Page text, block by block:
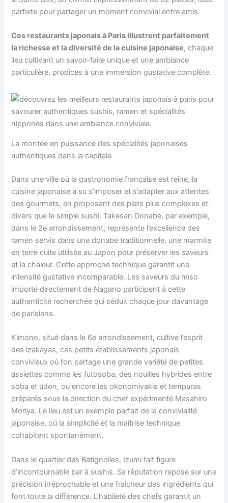
parfaite pour partager un moment convivial entre amis.
Ces restaurants japonais à Paris illustrent parfaitement
la richesse et la diversité de la cuisine japonaise, chaque
lieu cultivant un savoir-faire unique et une ambiance
particulière, propices à une immersion gustative complète.
La montée en puissance des spécialités japonaises
authentiques dans la capitale
Dans une ville où la gastronomie française est reine, la
cuisine japonaise a su s’imposer et s’adapter aux attentes
des gourmets, en proposant des plats plus complexes et
divers que le simple sushi. Takesan Donabe, par exemple,
dans le 2e arrondissement, représente l’excellence des
ramen servis dans une donabe traditionnelle, une marmite
en terre cuite utilisée au Japon pour préserver les saveurs
et la chaleur. Cette approche technique garantit une
intensité gustative incomparable. Les saveurs du miso
importé directement de Nagano participent à cette
authenticité recherchée qui séduit chaque jour davantage
de parisiens.
Kimono, situé dans le 6e arrondissement, cultive l’esprit
des izakayas, ces petits établissements japonais
conviviaux où l’on partage une grande variété de petites
assiettes comme les futosoba, des nouilles hybrides entre
soba et udon, ou encore les okonomiyakis et tempuras
préparés sous la direction du chef expérimenté Masahiro
Moriya. Le lieu est un exemple parfait de la convivialité
japonaise, où la simplicité et la maîtrise technique
cohabitent spontanément.
Dans le quartier des Batignolles, Izumi fait figure
d’incontournable bar à sushis. Sa réputation repose sur une
précision irréprochable et une fraîcheur des ingrédients qui
font toute la différence. L’habileté des chefs garantit un